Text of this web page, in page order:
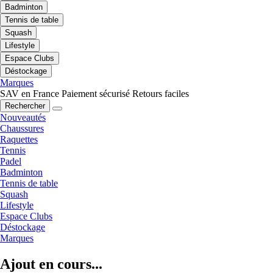
Badminton
Tennis de table
Squash
Lifestyle
Espace Clubs
Déstockage
Marques
SAV en France Paiement sécurisé Retours faciles
Rechercher
Nouveautés
Chaussures
Raquettes
Tennis
Padel
Badminton
Tennis de table
Squash
Lifestyle
Espace Clubs
Déstockage
Marques
Ajout en cours...